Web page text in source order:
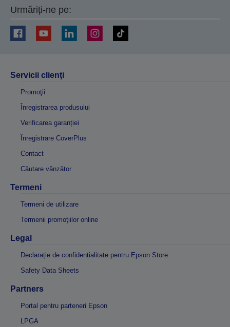
Urmăriți-ne pe:
Servicii clienţi
Promoţii
Înregistrarea produsului
Verificarea garanției
Înregistrare CoverPlus
Contact
Căutare vânzător
Termeni
Termeni de utilizare
Termenii promoțiilor online
Legal
Declarație de confidențialitate pentru Epson Store
Safety Data Sheets
Partners
Portal pentru parteneri Epson
LPGA